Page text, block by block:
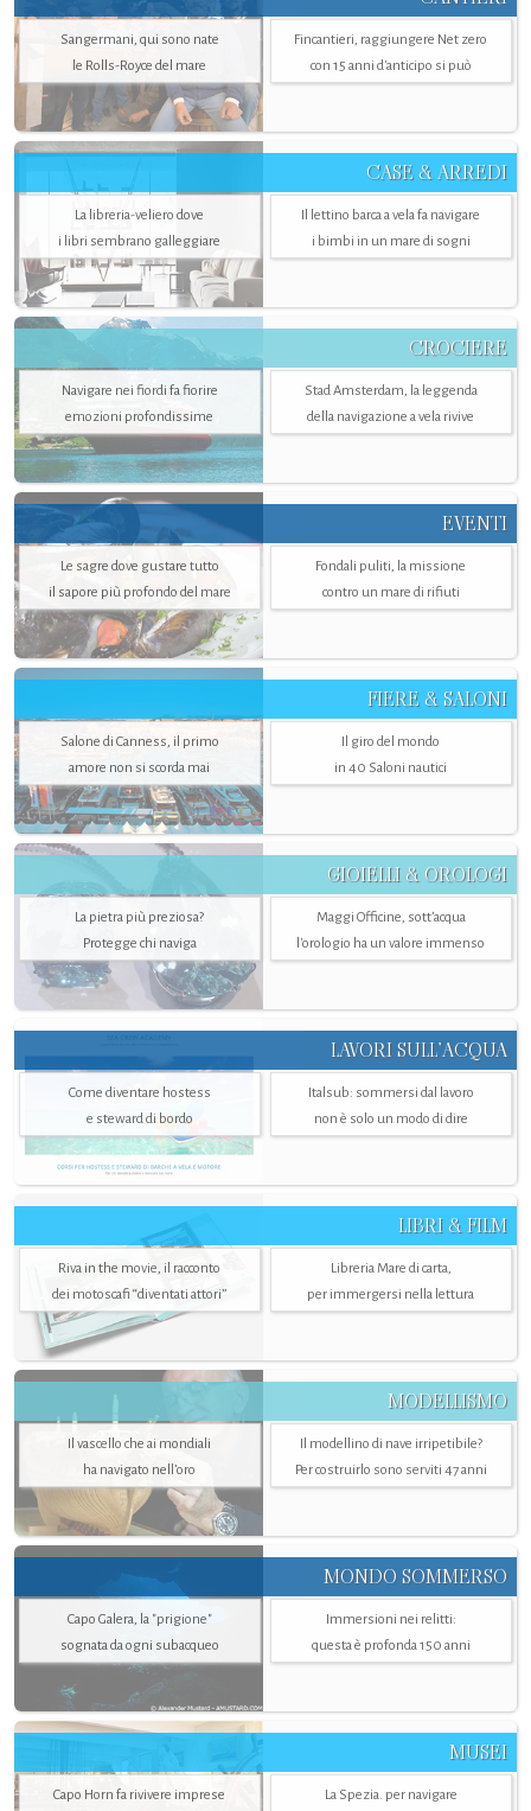
Sangermani, qui sono nate
le Rolls-Royce del mare
Fincantieri, raggiungere Net zero
con 15 anni d'anticipo si può
CASE & ARREDI
La libreria-veliero dove
i libri sembrano galleggiare
Il lettino barca a vela fa navigare
i bimbi in un mare di sogni
CROCIERE
Navigare nei fiordi fa fiorire
emozioni profondissime
Stad Amsterdam, la leggenda
della navigazione a vela rivive
EVENTI
Le sagre dove gustare tutto
il sapore più profondo del mare
Fondali puliti, la missione
contro un mare di rifiuti
FIERE & SALONI
Salone di Canness, il primo
amore non si scorda mai
Il giro del mondo
in 40 Saloni nautici
GIOIELLI & OROLOGI
La pietra più preziosa?
Protegge chi naviga
Maggi Officine, sott’acqua
l'orologio ha un valore immenso
LAVORI SULL’ACQUA
Come diventare hostess
e steward di bordo
Italsub: sommersi dal lavoro
non è solo un modo di dire
LIBRI & FILM
Riva in the movie, il racconto
dei motoscafi “diventati attori”
Libreria Mare di carta,
per immergersi nella lettura
MODELLISMO
Il vascello che ai mondiali
ha navigato nell’oro
Il modellino di nave irripetibile?
Per costruirlo sono serviti 47 anni
MONDO SOMMERSO
Capo Galera, la "prigione"
sognata da ogni subacqueo
Immersioni nei relitti:
questa è profonda 150 anni
MUSEI
Capo Horn fa rivivere imprese
La Spezia. per navigare